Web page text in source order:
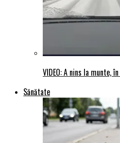
VIDEO: A nins la munte,
Sănătate